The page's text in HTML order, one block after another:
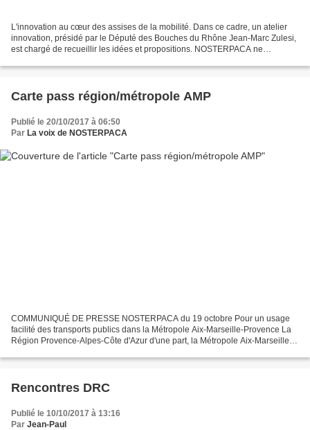
L'innovation au cœur des assises de la mobilité. Dans ce cadre, un atelier
innovation, présidé par le Député des Bouches du Rhône Jean-Marc Zulesi,
est chargé de recueillir les idées et propositions. NOSTERPACA ne
Carte pass région/métropole AMP
Publié le 20/10/2017 à 06:50
Par La voix de NOSTERPACA
COMMUNIQUÉ DE PRESSE NOSTERPACA du 19 octobre Pour un usage
facilité des transports publics dans la Métropole Aix-Marseille-Provence La
Région Provence-Alpes-Côte d'Azur d'une part, la Métropole Aix-Marseille-
Rencontres DRC
Publié le 10/10/2017 à 13:16
Par Jean-Paul